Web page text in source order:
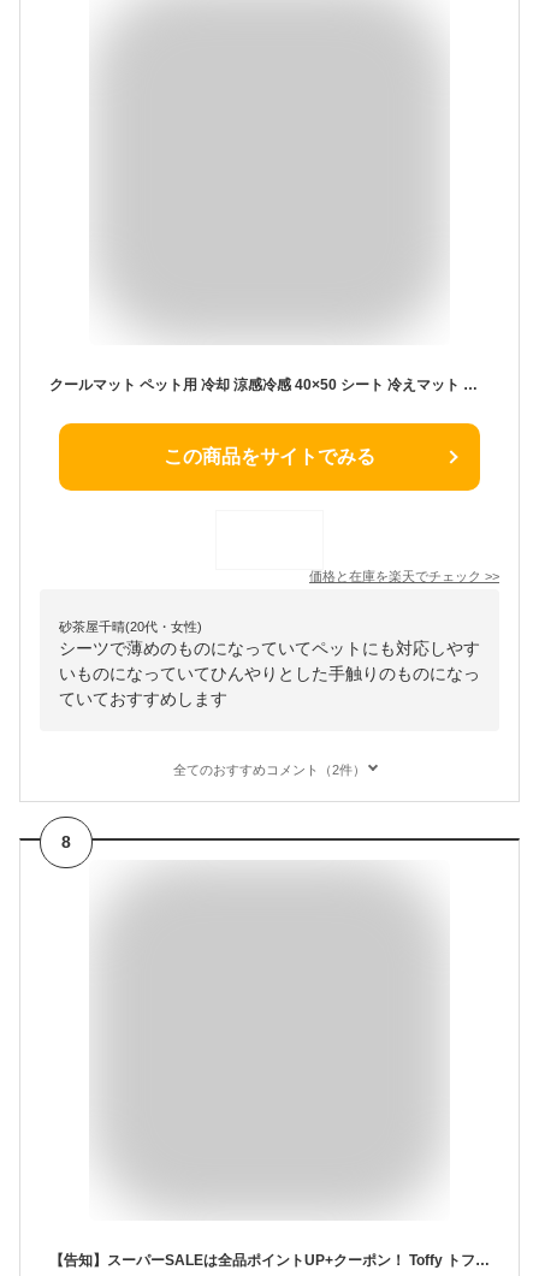
クールマット ペット用 冷却 涼感冷感 40×50 シート 冷えマット エコクーラー クールジェルマット 暑さ対策 クールシート 防水 無地 小型 犬 猫 省エネ シロクマ柄 かわいい 冷却 夏 冷却マット ひんやり マット クール 冷却 クール パッド 夏用
この商品をサイトでみる
価格と在庫を楽天でチェック >>
砂茶屋千晴(20代・女性)
シーツで薄めのものになっていてペットにも対応しやす
いものになっていてひんやりとした手触りのものになっ
ていておすすめします
全てのおすすめコメント（2件）
8
【告知】スーパーSALEは全品ポイントUP+クーポン！ Toffy トフィー パーソナルクーラー FN12 / 冷風扇 冷風機 卓上扇風機 卓上冷風機 冷風扇風機 卓上クーラー ポータブルエアコン 卓上エアコン 冷気 気化熱 省エネ コンパクト デスク LEDライト